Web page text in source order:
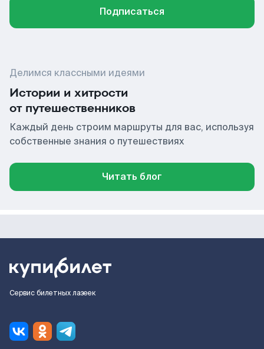
Подписаться
Делимся классными идеями
Истории и хитрости
от путешественников
Каждый день строим маршруты для вас, используя
собственные знания о путешествиях
Читать блог
Сервис билетных лазеек